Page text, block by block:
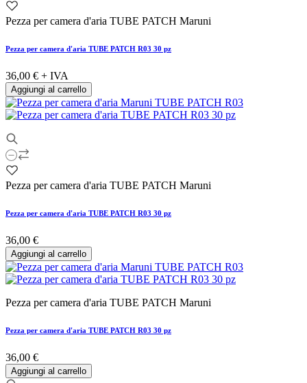
Pezza per camera d'aria TUBE PATCH Maruni
Pezza per camera d'aria TUBE PATCH R03 30 pz
36,00 € + IVA
Aggiungi al carrello
Pezza per camera d'aria TUBE PATCH Maruni
Pezza per camera d'aria TUBE PATCH R03 30 pz
36,00 €
Aggiungi al carrello
Pezza per camera d'aria TUBE PATCH Maruni
Pezza per camera d'aria TUBE PATCH R03 30 pz
36,00 €
Aggiungi al carrello